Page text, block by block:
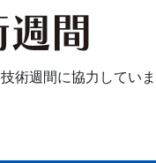
術週間に協力していま